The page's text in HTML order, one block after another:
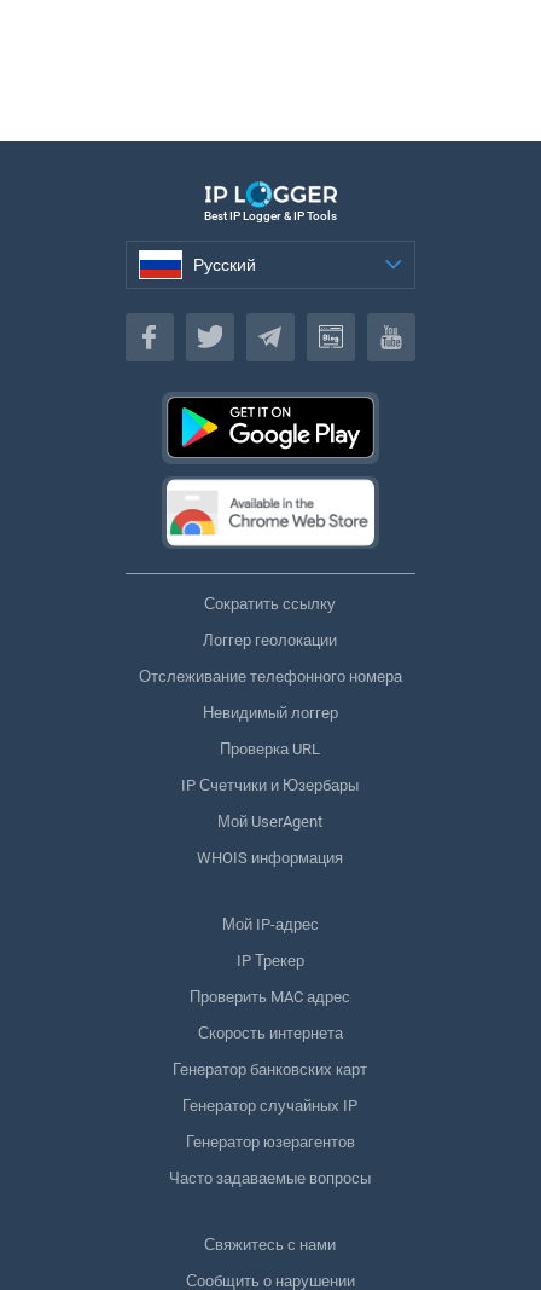
Best IP Logger & IP Tools
Русский
Русский
Сократить ссылку
Логгер геолокации
Отслеживание телефонного номера
Невидимый логгер
Проверка URL
IP Счетчики и Юзербары
Мой UserAgent
WHOIS информация
Мой IP-адрес
IP Трекер
Проверить MAC адрес
Скорость интернета
Генератор банковских карт
Генератор случайных IP
Генератор юзерагентов
Часто задаваемые вопросы
Свяжитесь с нами
Сообщить о нарушении